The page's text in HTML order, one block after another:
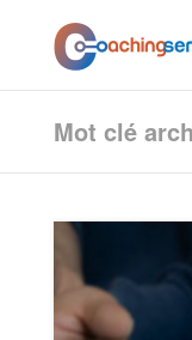
Mot clé